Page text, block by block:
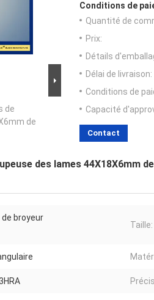
de
de
Conditions de
Quantité de
Prix:
Détails
Délai de livraison:
Conditions de
Capacité
Contact
des lames 44X18X6mm
de broyeur
Taille: